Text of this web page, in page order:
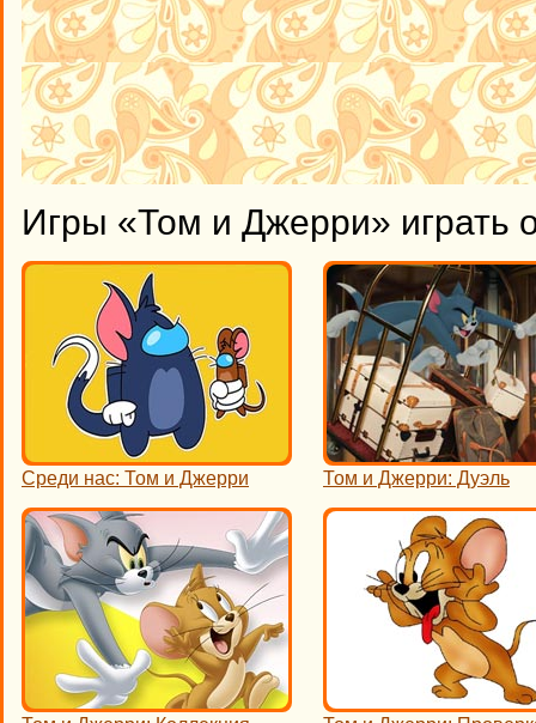
Игры «Том и Джерри» играть
Среди нас: Том и Джерри Том и Джерри: Дуэль